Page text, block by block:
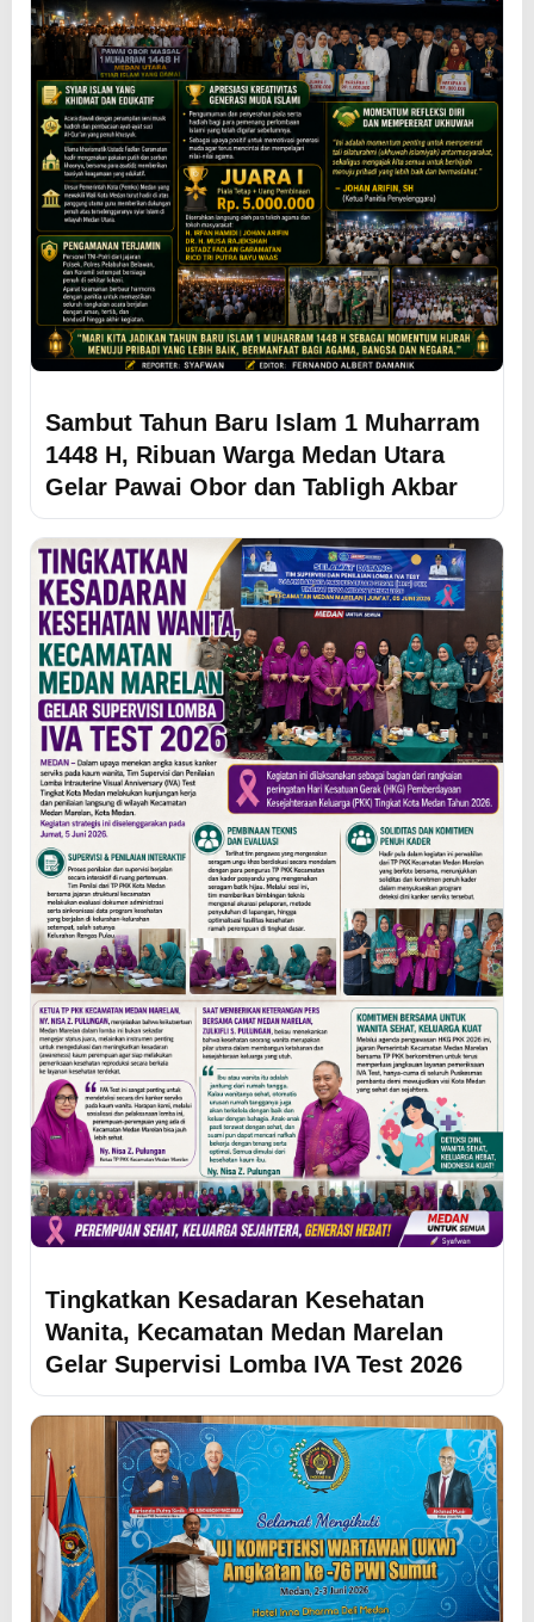
Sambut Tahun Baru Islam 1 Muharram
1448 H, Ribuan Warga Medan Utara
Gelar Pawai Obor dan Tabligh Akbar
Tingkatkan Kesadaran Kesehatan
Wanita, Kecamatan Medan Marelan
Gelar Supervisi Lomba IVA Test 2026